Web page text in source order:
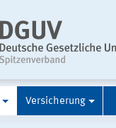
Versicherung